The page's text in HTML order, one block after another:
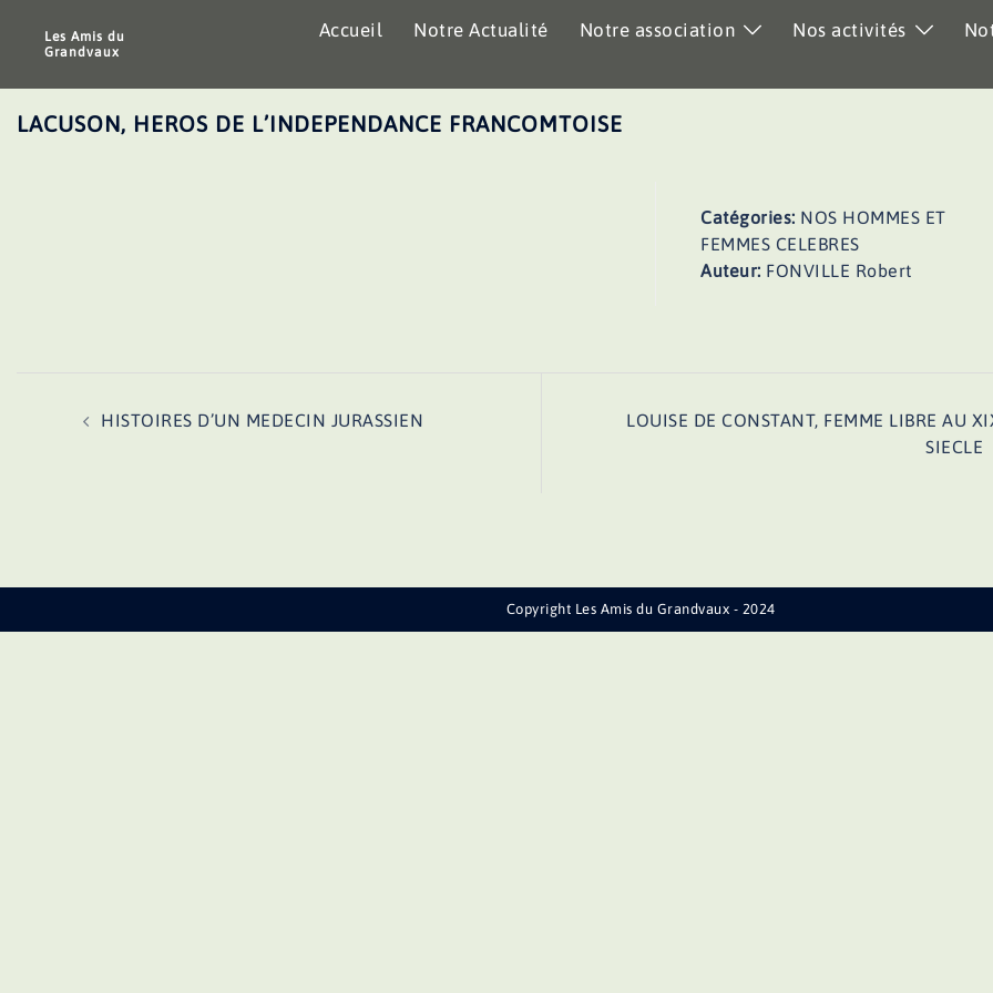
Les Amis du
Grandvaux
Accueil Notre Actualité Notre association Nos activités
LACUSON, HEROS DE L’INDEPENDANCE FRANCOMTOISE
Catégories: NOS HOMMES ET
FEMMES CELEBRES
Auteur: FONVILLE Robert
HISTOIRES D’UN MEDECIN JURASSIEN
LOUISE DE CONSTANT, FEMME LIBRE AU
SIECLE
Copyright Les Amis du Grandvaux - 2024